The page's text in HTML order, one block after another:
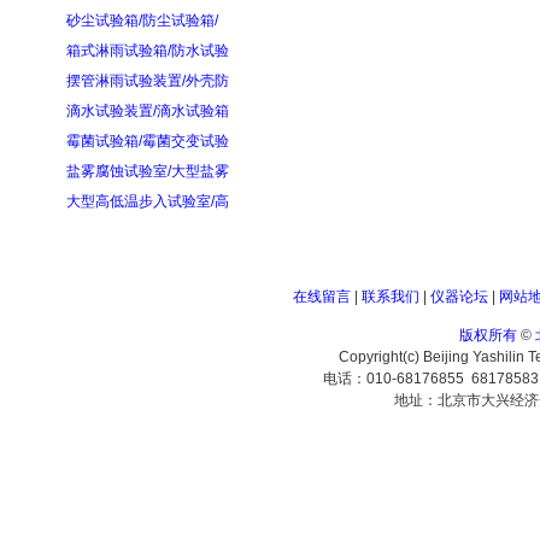
砂尘试验箱/防尘试验箱/
箱式淋雨试验箱/防水试验
摆管淋雨试验装置/外壳防
滴水试验装置/滴水试验箱
霉菌试验箱/霉菌交变试验
盐雾腐蚀试验室/大型盐雾
大型高低温步入试验室/高
在线留言| 联系我们 仪器论坛| 网站
版权所有©
Copyright(c) Beijing Yashilin
电话：010-68176855
地址：北京市大兴经